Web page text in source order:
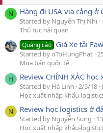
N Hàng đi USA via cảng ở
Started by Nguyễn Thị Nhi
Thủ tục hải quan
Quảng cáo Giá Xe tải
Started by oToHungPhat
Mua bán quốc tế
H Review CHÍNH XÁC
Started by Hà Linh 2/5/18
Học xuất nhập khẩu-
N Review học logistics ở
Started by Nguyễn Sung
Học xuất nhập khẩu-